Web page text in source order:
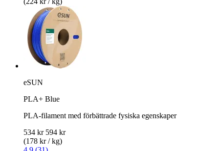
eSUN
PLA+ Blue
PLA-filament med förbättrade fysiska egenskaper
534 kr 594 kr
(178 kr / kg)